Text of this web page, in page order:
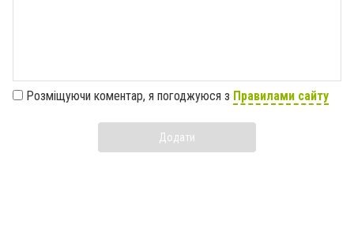
Розміщуючи коментар, я погоджуюся з Правилами сайту
Додати